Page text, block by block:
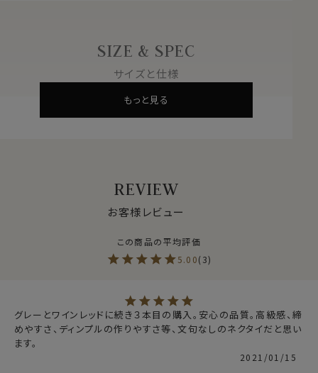
このセッテピエゲ縫製のネクタイは、しなやかさと柔らか
さが特徴の重厚感あふれるネクタイです。
そのためネクタイを結ぶ際にノット部分に適度なボリュ
日本においても制作できる職人が少ない希少な日本製
の高級ネクタイです｡
本来は、芯地をつかわずに作られるのが一般的なセッテ
ピエゲのネクタイですが、あえて芯地を入れて仕立ててお
め、ハリときれいな形を保持するためです。
結婚式や披露宴・セレモニーなどのフォーマルに。
ビジネススタイルのランクアップに。
SIZE & SPEC
サイズと仕様
もっと見る
REVIEW
お客様レビュー
5.00 3
2021/01/15
グレーとワインレッドに続き３本目の購入。安心の品質。高級感、締
めやすさ、ディンプルの作りやすさ等、文句なしのネクタイだと思い
ます。